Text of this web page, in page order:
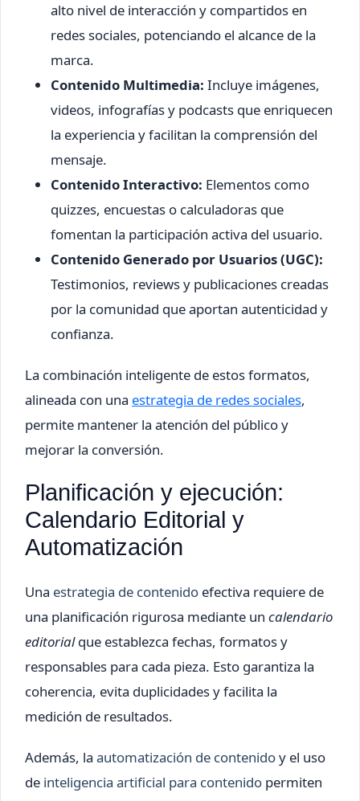
alto nivel de interacción y compartidos en
redes sociales, potenciando el alcance de la
marca.
Contenido Multimedia: Incluye imágenes,
videos, infografías y podcasts que enriquecen
la experiencia y facilitan la comprensión del
mensaje.
Contenido Interactivo: Elementos como
quizzes, encuestas o calculadoras que
fomentan la participación activa del usuario.
Contenido Generado por Usuarios (UGC):
Testimonios, reviews y publicaciones creadas
por la comunidad que aportan autenticidad y
confianza.
La combinación inteligente de estos formatos,
alineada con una estrategia de redes sociales,
permite mantener la atención del público y
mejorar la conversión.
Planificación y ejecución:
Calendario Editorial y
Automatización
Una estrategia de contenido efectiva requiere de
una planificación rigurosa mediante un calendario
editorialque establezca fechas, formatos y
responsables para cada pieza. Esto garantiza la
coherencia, evita duplicidades y facilita la
medición de resultados.
Además, la automatización de contenidoy el uso
de inteligencia artificial para contenido permiten